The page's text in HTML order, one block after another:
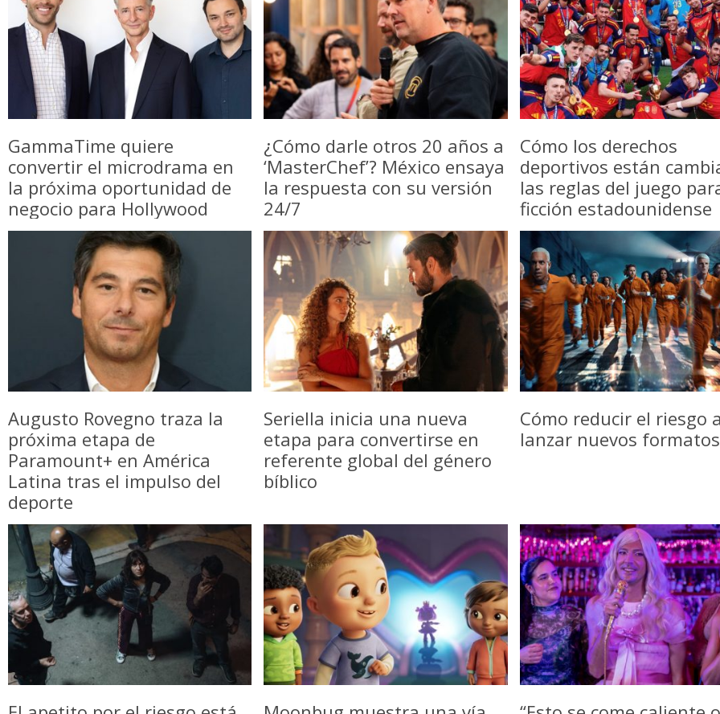
GammaTime quiere
convertir el microdrama en
la próxima oportunidad de
negocio para Hollywood
¿Cómo darle otros 20 años a
‘MasterChef’? México ensaya
la respuesta con su versión
24/7
Cómo los derechos
deportivos están
las reglas del juego
ficción estadounidense
Augusto Rovegno traza la
próxima etapa de
Paramount+ en América
Latina tras el impulso del
deporte
Seriella inicia una nueva
etapa para convertirse en
referente global del género
bíblico
Cómo reducir el riesgo
lanzar nuevos formatos